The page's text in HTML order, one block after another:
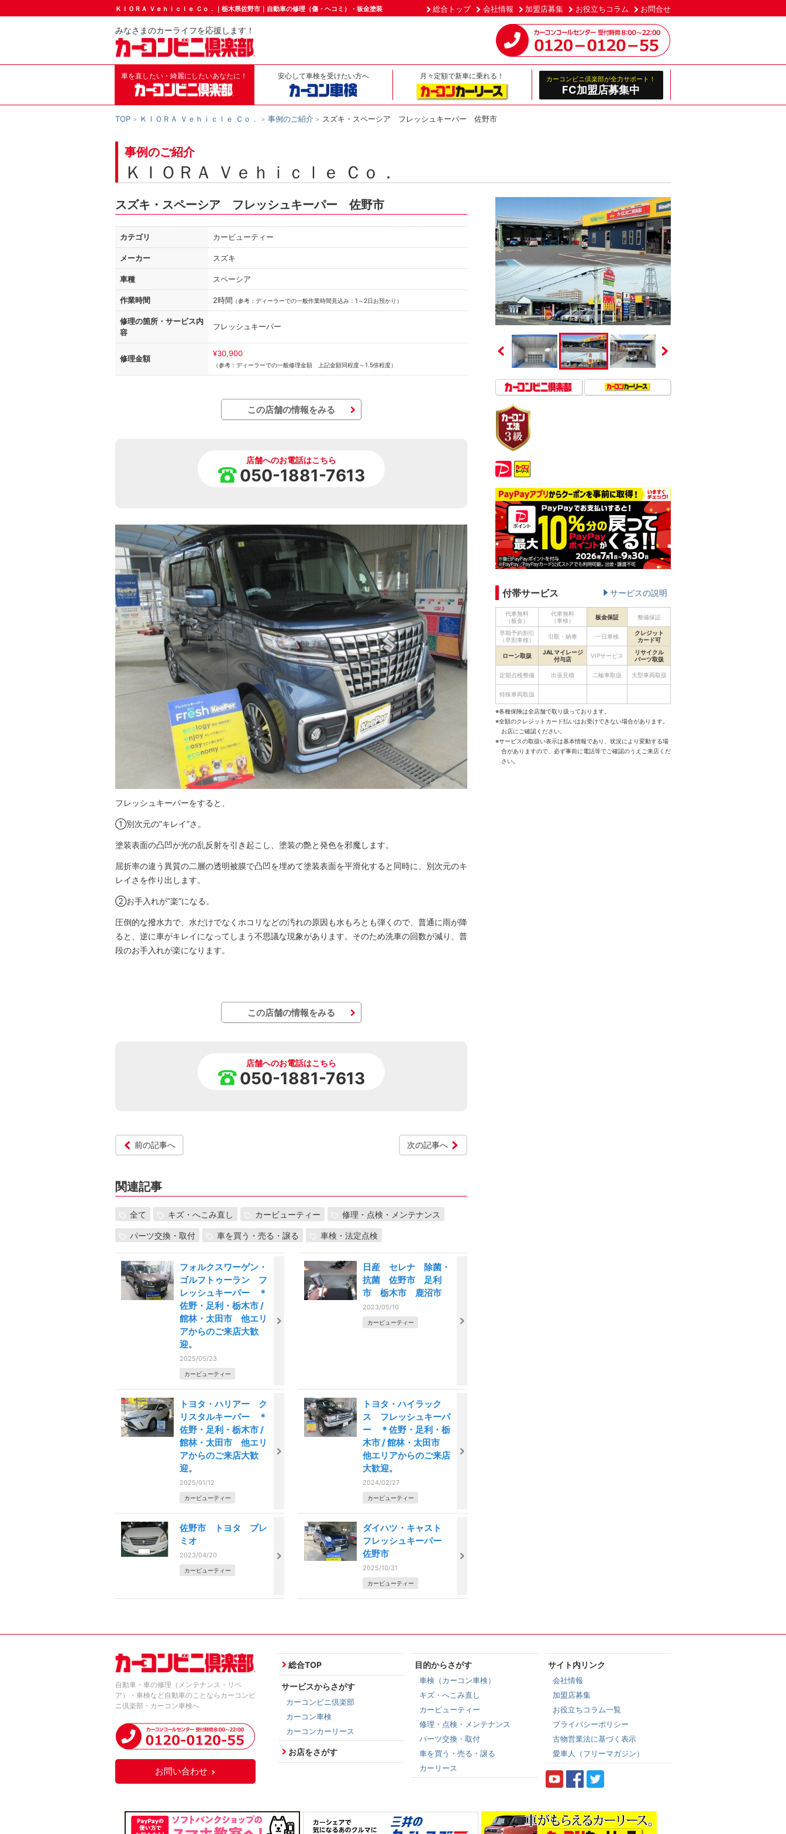
ＫＩＯＲＡ Ｖｅｈｉｃｌｅ Ｃｏ．｜栃木県佐野市｜自動車の修理（傷・ヘコミ）・板金塗装 総合トップ 会社情報 加盟店募集 お役立ちコラム お問合せ
みなさまのカーライフを応援します！
車を直したい・綺麗にしたいあなたに！ 安心して車検を受けたい方へ 月々定額で新車に乗れる！ カーコンビニ倶楽部が全力サポート！
FC加盟店募集中
TOP ＫＩＯＲＡ Ｖｅｈｉｃｌｅ Ｃｏ． 事例のご紹介 スズキ・スペーシア フレッシュキーパー 佐野市
事例のご紹介
ＫＩＯＲＡ Ｖｅｈｉｃｌｅ Ｃｏ．
スズキ・スペーシア フレッシュキーパー 佐野市
カテゴリ カービューティー
メーカー スズキ
車種 スペーシア
作業時間 2時間 （参考：ディーラーでの一般作業時間見込み：1～2日お預かり）
修理の箇所・ サービス内
容
フレッシュキーパー
修理金額
¥30,900
（参考：ディーラーでの一般修理金額 上記金額同程度～1.5倍程度）
この店舗の情報をみる
店舗へのお電話はこちら
050-1881-7613
フレッシュキーパーをすると、
①別次元の”キレイ”さ。
塗装表面の凸凹が光の乱反射を引き起こし、塗装の艶と発色を邪魔します。
屈折率の違う異質の二層の透明被膜で凸凹を埋めて塗装表面を平滑化すると同時に、別次元のキ
レイさを作り出します。
②お手入れが”楽”になる。
圧倒的な撥水力で、水だけでなくホコリなどの汚れの原因も水もろとも弾くので、普通に雨が降
ると、逆に車がキレイになってしまう不思議な現象があります。そのため洗車の回数が減り、普
段のお手入れが楽になります。
この店舗の情報をみる
店舗へのお電話はこちら
050-1881-7613
前の記事へ 次の記事へ
関連記事
全て キズ・へこみ直し カービューティー 修理・点検・メンテナンス
パーツ交換・取付 車を買う・売る・譲る 車検・法定点検
フォルクスワーゲン・
ゴルフトゥーラン フ
レッシュキーパー ＊
佐野・足利・栃木市 /
館林・太田市 他エリ
アからのご来店大歓
迎。
2025/05/23
カービューティー
日産 セレナ 除菌・
抗菌 佐野市 足利
市 栃木市 鹿沼市
2023/05/10
カービューティー
トヨタ・ハリアー ク
リスタルキーパー ＊
佐野・足利・栃木市 /
館林・太田市 他エリ
アからのご来店大歓
迎。
2025/01/12
カービューティー
トヨタ・ハイラック
ス フレッシュキーパ
ー ＊佐野・足利・栃
木市 / 館林・太田市
他エリアからのご来店
大歓迎。
2024/02/27
カービューティー
佐野市 トヨタ プレ
ミオ
2023/04/20
カービューティー
ダイハツ・キャスト
フレッシュキーパー
佐野市
2025/10/31
カービューティー
付帯サービス サービスの説明
代車無料
（板金）
代車無料
（車検）
板金保証 整備保証
早期予約割引
（早割車検）
引取・納車 一日車検
クレジット
カード可
ローン取扱
JALマイレージ
付与店
VIPサービス
リサイクル
パーツ取扱
定期点検整備 出張見積 二輪車取扱 大型車両取扱
特殊車両取扱
※各種保険は全店舗で取り扱っております。
※全額のクレジットカード払いはお受けできない場合があります。
お店にご確認ください。
※サービスの取扱い表示は基本情報であり、状況により変動する場
合がありますので、必ず事前に電話等でご確認のうえご来店くだ
さい。
自動車・車の修理（メンテナンス・リペ
ア）・車検など自動車のことならカーコンビ
ニ倶楽部・カーコン車検へ
お問い合わせ
総合TOP
サービスからさがす
カーコンビニ倶楽部
カーコン車検
カーコンカーリース
お店をさがす
目的からさがす
車検（カーコン車検）
キズ・へこみ直し
カービューティー
修理・点検・メンテナンス
パーツ交換・取付
車を買う・売る・譲る
カーリース
サイト内リンク
会社情報
加盟店募集
お役立ちコラム一覧
プライバシーポリシー
古物営業法に基づく表示
愛車人（フリーマガジン）